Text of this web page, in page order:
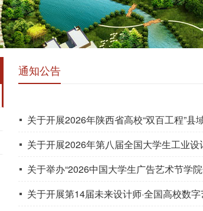
通知公告
关于开展2026年陕西省高校“双百工程”县
关于开展2026年第八届全国大学生工业
关于举办“2026中国大学生广告艺术节学
关于开展第14届未来设计师·全国高校数